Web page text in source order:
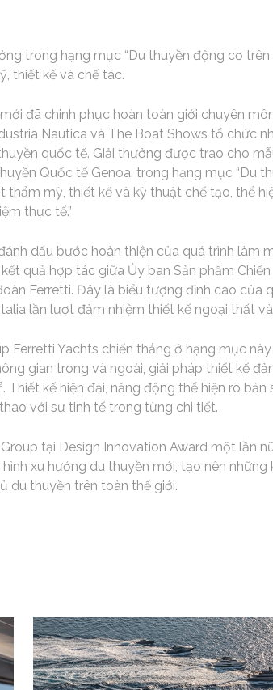
trong hạng mục “Du thuyền động cơ
thiết kế và chế tác.
đã chinh phục hoàn toàn giới chuyên
Nautica và The Boat Shows tổ chức
quốc tế. Giải thưởng được trao cho
Quốc tế Genoa, trong hạng mục “Du
thẩm mỹ, thiết kế và kỹ thuật chế tạo, thể
thực tế.”
dấu bước hoàn thiện của quá trình làm
quả hợp tác giữa Ủy ban Sản phẩm
Ferretti. Đây là biểu tượng đỉnh cao của
lần lượt đảm nhiệm thiết kế ngoại thất
Ferretti Yachts chiến thắng ở hạng mục
gian trong và ngoài, giải pháp thiết kế
Thiết kế hiện đại, năng động thể hiện rõ
với sự tinh tế trong từng chi tiết.
tại Design Innovation Award một lần
xu hướng du thuyền mới, tạo nên
du thuyền trên toàn thế giới.